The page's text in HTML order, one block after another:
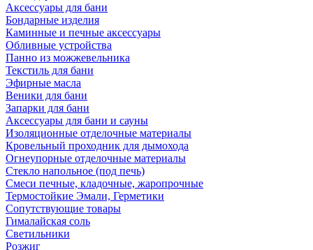
Аксессуары для бани
Бондарные изделия
Каминные и печные аксессуары
Обливные устройства
Панно из можжевельника
Текстиль для бани
Эфирные масла
Веники для бани
Запарки для бани
Аксессуары для бани и сауны
Изоляционные отделочные материалы
Кровельный проходник для дымохода
Огнеупорные отделочные материалы
Стекло напольное (под печь)
Смеси печные, кладочные, жаропрочные
Термостойкие Эмали, Герметики
Сопутствующие товары
Гималайская соль
Светильники
Розжиг